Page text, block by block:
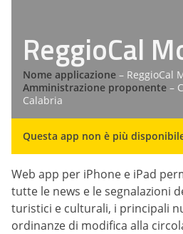
ReggioCal
Nome applicazione – ReggioCal
Amministrazione proponente –
Calabria
Questa app non è più
Web app per iPhone e iPad
tutte le news e le segnalazioni
turistici e culturali, i principali
ordinanze di modifica alla